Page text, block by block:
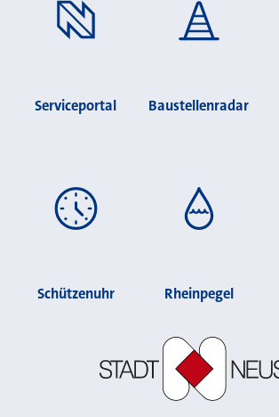
Serviceportal Baustellenradar
Schützenuhr Rheinpegel